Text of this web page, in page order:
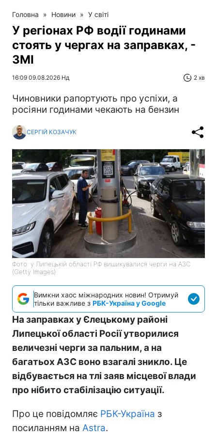
Головна » Новини » У світі
У регіонах РФ водії годинами
стоять у чергах на заправках, -
ЗМІ
16:09 09.08.2026 Нд 2 хв
Чиновники рапортують про успіхи, а
росіяни годинами чекають на бензин
СЕРГІЙ КОЗАЧУК
Фото: у Липецькій області РФ вишикувалися черги на АЗС
(Getty Images)
Вимкни хаос міжнародних новин! Отримуй
тільки важливе з РБК-Україна у Google
На заправках у Єлецькому районі
Липецької області Росії утворилися
величезні черги за пальним, а на
багатьох АЗС воно взагалі зникло. Це
відбувається на тлі заяв місцевої влади
про нібито стабілізацію ситуації.
Про це повідомляє РБК-Україна з
посиланням на Astra.